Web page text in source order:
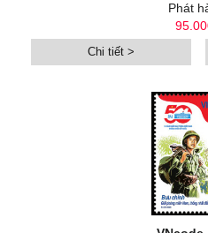
Phát
Chi tiết >